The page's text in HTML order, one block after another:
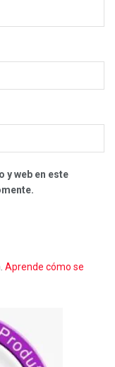
y web en este
Aprende cómo se